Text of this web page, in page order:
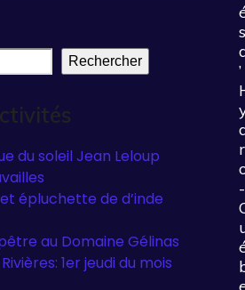
Rechercher
du soleil Jean Leloup
épluchette de d’inde
au Domaine Gélinas
1er jeudi du mois
s
’
r
-